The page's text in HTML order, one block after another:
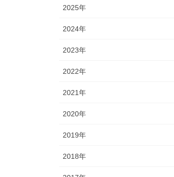
2025年
2024年
2023年
2022年
2021年
2020年
2019年
2018年